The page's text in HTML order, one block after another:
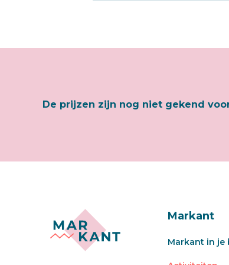
De prijzen zijn nog niet gekend
Markant
Markant in je